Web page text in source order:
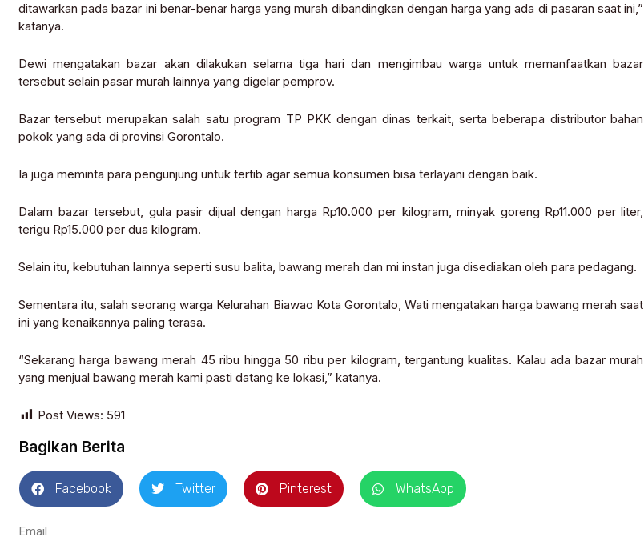
ditawarkan pada bazar ini benar-benar harga yang murah dibandingkan dengan harga yang ada di pasaran saat ini,”
katanya.
Dewi mengatakan bazar akan dilakukan selama tiga hari dan mengimbau warga untuk memanfaatkan bazar
tersebut selain pasar murah lainnya yang digelar pemprov.
Bazar tersebut merupakan salah satu program TP PKK dengan dinas terkait, serta beberapa distributor bahan
pokok yang ada di provinsi Gorontalo.
Ia juga meminta para pengunjung untuk tertib agar semua konsumen bisa terlayani dengan baik.
Dalam bazar tersebut, gula pasir dijual dengan harga Rp10.000 per kilogram, minyak goreng Rp11.000 per liter,
terigu Rp15.000 per dua kilogram.
Selain itu, kebutuhan lainnya seperti susu balita, bawang merah dan mi instan juga disediakan oleh para pedagang.
Sementara itu, salah seorang warga Kelurahan Biawao Kota Gorontalo, Wati mengatakan harga bawang merah saat
ini yang kenaikannya paling terasa.
“Sekarang harga bawang merah 45 ribu hingga 50 ribu per kilogram, tergantung kualitas. Kalau ada bazar murah
yang menjual bawang merah kami pasti datang ke lokasi,” katanya.
Post Views: 591
Bagikan Berita
Facebook Twitter Pinterest WhatsApp
Email